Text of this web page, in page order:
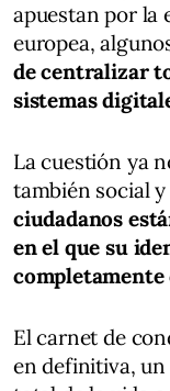
apuestan por la
europea,
de centralizar
sistemas
La cuestión ya
también social
ciudadanos
en el que su
El carnet de
en definitiva, un